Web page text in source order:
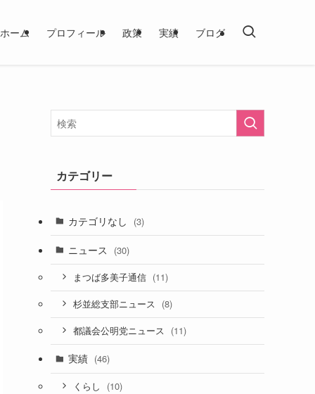
ホーム プロフィール 政策 実績 ブログ
カテゴリー
カテゴリなし (3)
ニュース (30)
まつば多美子通信 (11)
杉並総支部ニュース (8)
都議会公明党ニュース (11)
実績 (46)
くらし (10)